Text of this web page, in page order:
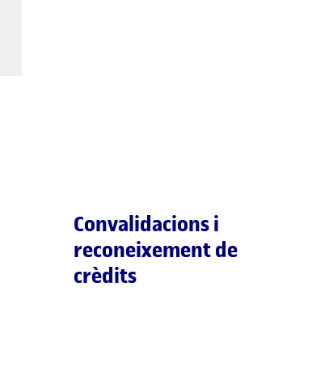
Convalidacions i
reconeixement de
crèdits